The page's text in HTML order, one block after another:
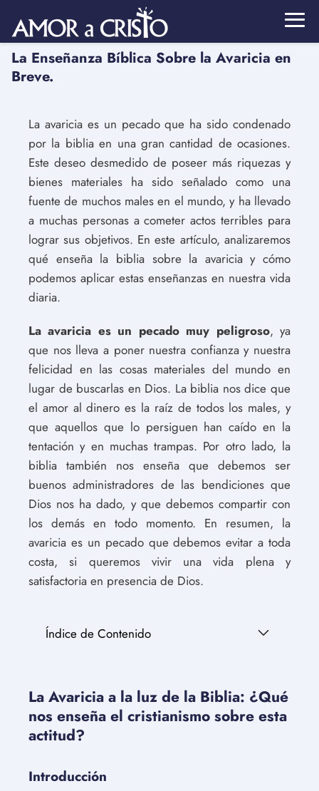
La Enseñanza Bíblica Sobre la Avaricia en
Breve.
La avaricia es un pecado que ha sido condenado
por la biblia en una gran cantidad de ocasiones.
Este deseo desmedido de poseer más riquezas y
bienes materiales ha sido señalado como una
fuente de muchos males en el mundo, y ha llevado
a muchas personas a cometer actos terribles para
lograr sus objetivos. En este artículo, analizaremos
qué enseña la biblia sobre la avaricia y cómo
podemos aplicar estas enseñanzas en nuestra vida
diaria.
La avaricia es un pecado muy peligroso, ya
que nos lleva a poner nuestra confianza y nuestra
felicidad en las cosas materiales del mundo en
lugar de buscarlas en Dios. La biblia nos dice que
el amor al dinero es la raíz de todos los males, y
que aquellos que lo persiguen han caído en la
tentación y en muchas trampas. Por otro lado, la
biblia también nos enseña que debemos ser
buenos administradores de las bendiciones que
Dios nos ha dado, y que debemos compartir con
los demás en todo momento. En resumen, la
avaricia es un pecado que debemos evitar a toda
costa, si queremos vivir una vida plena y
satisfactoria en presencia de Dios.
Índice de Contenido
La Avaricia a la luz de la Biblia: ¿Qué
nos enseña el cristianismo sobre esta
actitud?
Introducción